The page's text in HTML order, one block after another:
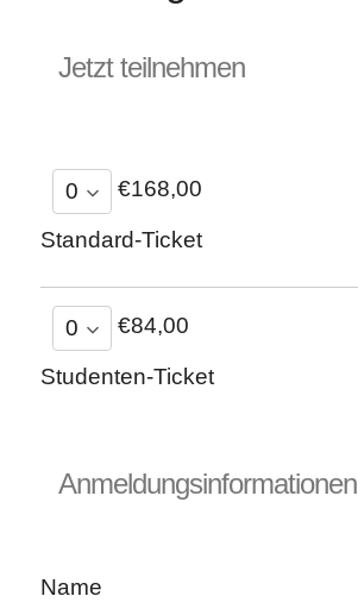
Jetzt teilnehmen
€168,00
Standard-Ticket
€84,00
Studenten-Ticket
Anmeldungsinformationen
Name